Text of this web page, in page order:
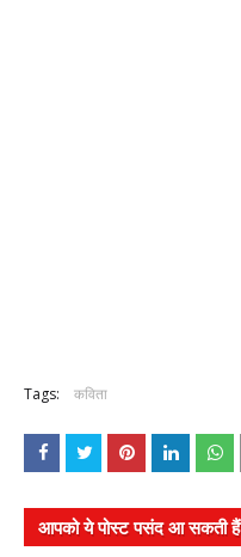
Tags: कविता
आपको ये पोस्ट पसंद आ सकती हैं